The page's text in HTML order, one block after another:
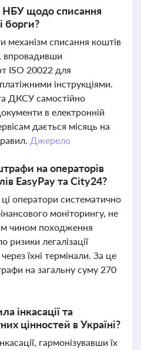
НБУ щодо списання
борги?
механізм списання коштів
впровадивши
ISO 20022 для
інструкціями.
ДКСУ самостійно
в електронній
дається місяць на
Джерело
на операторів
EasyPay та City24?
оператори систематично
моніторингу, не
чином походження
легалізації
їхні термінали. За це
на загальну суму 270
інкасації та
цінностей в Україні?
гармонізувавши їх